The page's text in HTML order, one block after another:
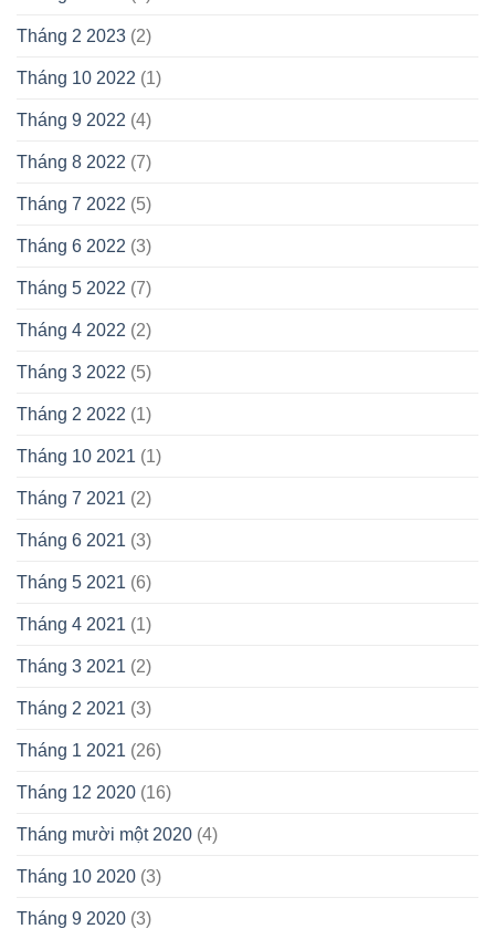
Tháng 2 2023 (2)
Tháng 10 2022 (1)
Tháng 9 2022 (4)
Tháng 8 2022 (7)
Tháng 7 2022 (5)
Tháng 6 2022 (3)
Tháng 5 2022 (7)
Tháng 4 2022 (2)
Tháng 3 2022 (5)
Tháng 2 2022 (1)
Tháng 10 2021 (1)
Tháng 7 2021 (2)
Tháng 6 2021 (3)
Tháng 5 2021 (6)
Tháng 4 2021 (1)
Tháng 3 2021 (2)
Tháng 2 2021 (3)
Tháng 1 2021 (26)
Tháng 12 2020 (16)
Tháng mười một 2020 (4)
Tháng 10 2020 (3)
Tháng 9 2020 (3)